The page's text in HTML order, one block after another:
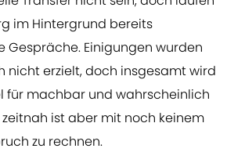
im Hintergrund bereits
Gespräche. Einigungen wurden
nicht erzielt, doch insgesamt wird
für machbar und wahrscheinlich
ist aber mit noch keinem
zu rechnen.